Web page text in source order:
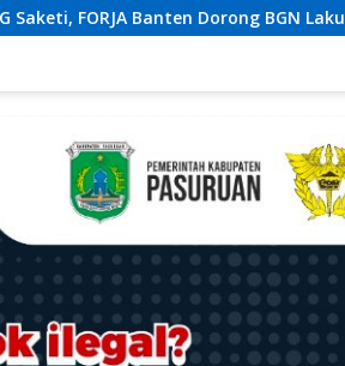
Lakukan Audit dan Evaluasi Korcam